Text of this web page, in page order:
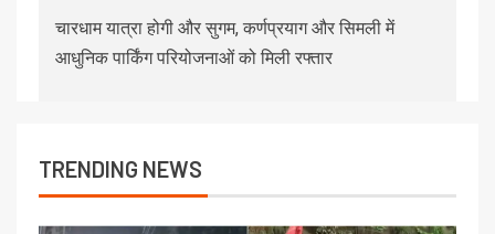
चारधाम यात्रा होगी और सुगम, कर्णप्रयाग और सिमली में
आधुनिक पार्किंग परियोजनाओं को मिली रफ्तार
TRENDING NEWS